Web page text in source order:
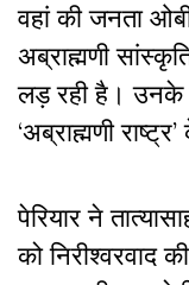
वहां की जनता
अब्राह्मणी
लड़ रही है। उनके
‘अब्राह्मणी
पेरियार ने
को निरीश्वरवाद